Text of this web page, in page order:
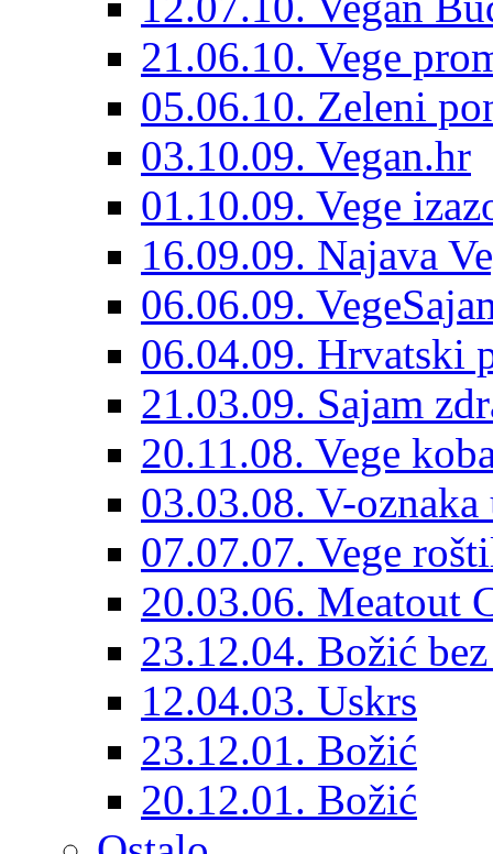
21.06.10. Vege
05.06.10. Zeleni
03.10.09. Vegan.hr
01.10.09. Vege
16.09.09. Najava
06.06.09.
06.04.09. Hrvatski
21.03.09. Sajam
20.11.08. Vege
03.03.08. V-
07.07.07. Vege
20.03.06. Meatout
23.12.04. Božić
12.04.03. Uskrs
23.12.01. Božić
20.12.01. Božić